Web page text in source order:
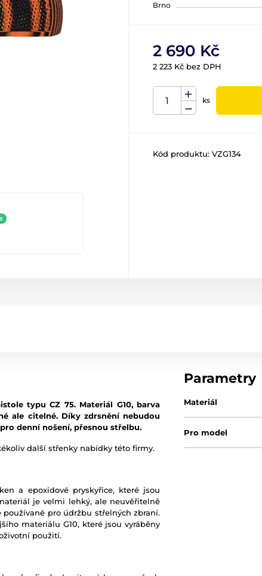
Brno
2 690 Kč
2 223 Kč bez DPH
ks
Kód produktu: VZG134
typu CZ 75. Materiál G10, barva
ale citelné. Díky zdrsnění nebudou
denní nošení, přesnou střelbu.
další střenky nabídky této firmy.
a epoxidové pryskyřice, které jsou
je velmi lehký, ale neuvěřitelně
pro údržbu střelných zbraní.
materiálu G10, které jsou vyráběny
použití.
Parametry
Materiál
Pro model